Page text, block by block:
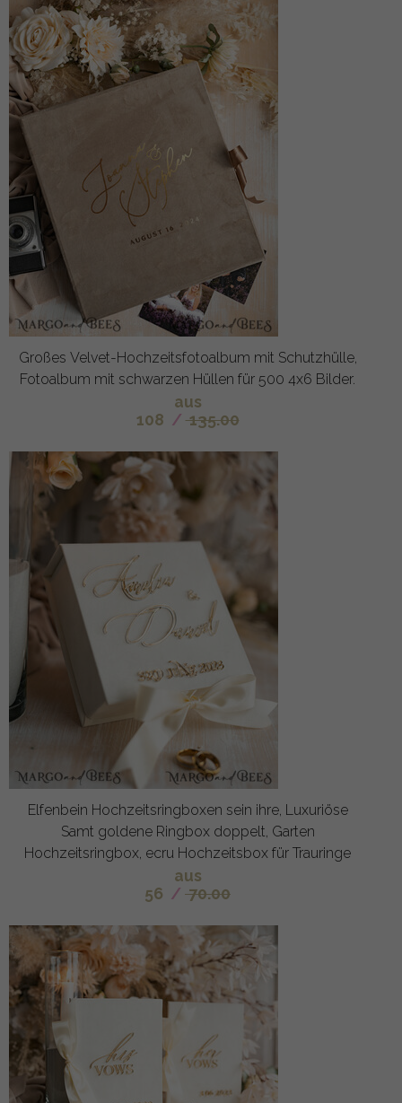
Großes Velvet-Hochzeitsfotoalbum mit Schutzhülle,
Fotoalbum mit schwarzen Hüllen für 500 4x6 Bilder.
aus
108 / 135.00
Elfenbein Hochzeitsringboxen sein ihre, Luxuriöse
Samt goldene Ringbox doppelt, Garten
Hochzeitsringbox, ecru Hochzeitsbox für Trauringe
aus
56 / 70.00